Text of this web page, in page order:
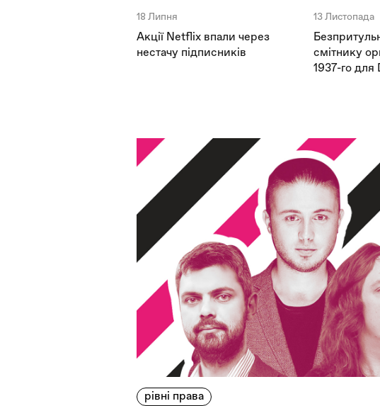
18 Липня
Акції Netflix впали через
нестачу підписників
13 Листопада
смітнику
1937-го для
рівні права